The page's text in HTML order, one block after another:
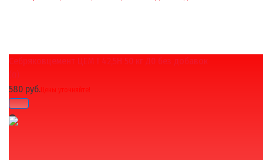
Себряковцемент ЦЕМ I 42,5Н 50 кг Д0 без добавок
(0)
580 руб.Цены уточняйте!